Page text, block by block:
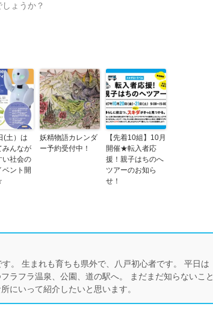
ょうか？
(土）は
みんなが
い社会の
ベント開
妖精物語カレンダ
ー予約受付中！
【先着10組】10月
開催★転入者応
援！親子はちのへ
ツアーのお知ら
せ！
。 生まれも育ちも県外で、八戸初心者です。 平日は
ラフラ温泉、公園、道の駅へ。 まだまだ知らないこと
にいって紹介したいと思います。